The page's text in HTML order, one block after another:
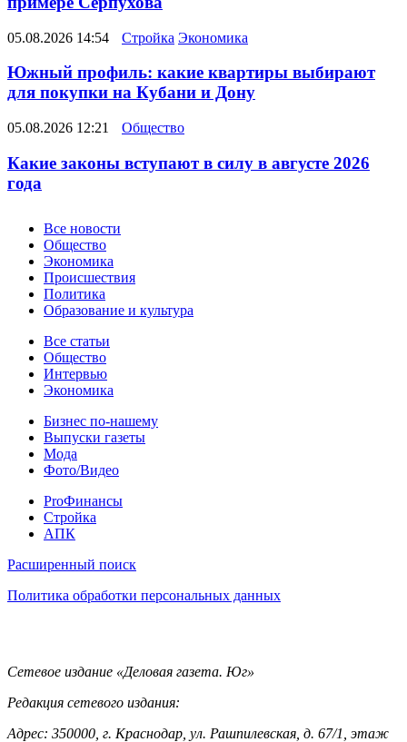
05.08.2026 14:54 Стройка Экономика
Южный профиль: какие квартиры выбирают
для покупки на Кубани и Дону
05.08.2026 12:21 Общество
Какие законы вступают в силу в августе 2026
года
Новости
Все новости
Общество
Экономика
Происшествия
Политика
Образование и культура
Статьи
Все статьи
Общество
Интервью
Экономика
Разное
Бизнес по-нашему
Выпуски газеты
Мода
Фото/Видео
Pro
ProФинансы
Стройка
АПК
Информация
Расширенный поиск
Политика обработки персональных данных
Контакты
Сетевое издание «Деловая газета. Юг»
Редакция сетевого издания:
Адрес: 350000, г. Краснодар, ул. Рашпилевская, д. 67/1, этаж